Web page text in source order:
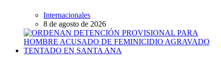
Internacionales
8 de agosto de 2026